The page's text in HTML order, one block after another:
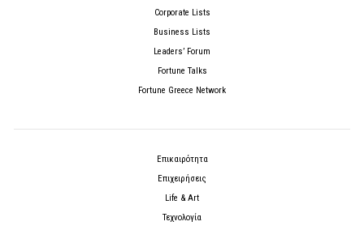
Corporate Lists
Business Lists
Leaders’ Forum
Fortune Talks
Fortune Greece Network
Επικαιρότητα
Επιχειρήσεις
Life & Art
Τεχνολογία